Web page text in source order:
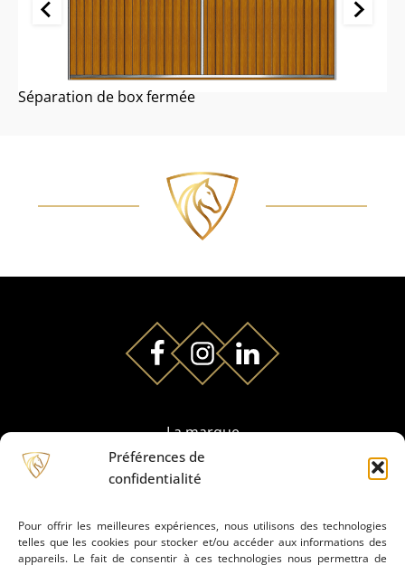
Préférences de
confidentialité
Pour offrir les meilleures expériences, nous utilisons des technologies
telles que les cookies pour stocker et/ou accéder aux informations des
appareils. Le fait de consentir à ces technologies nous permettra de
Séparation de box fermée
La marque
Prestation de montage